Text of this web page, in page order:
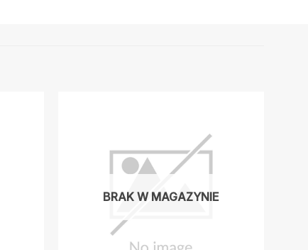
BRAK W MAGAZYNIE